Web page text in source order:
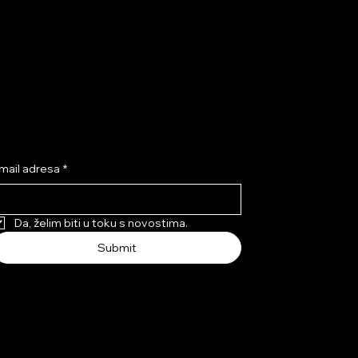
adresa *
Da, želim biti u toku s novostima.
Submit